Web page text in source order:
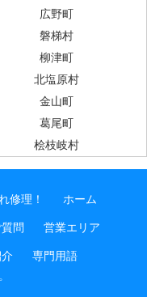
広野町
磐梯村
柳津町
北塩原村
金山町
葛尾町
桧枝岐村
修理！ ホーム
問 営業エリア
専門用語